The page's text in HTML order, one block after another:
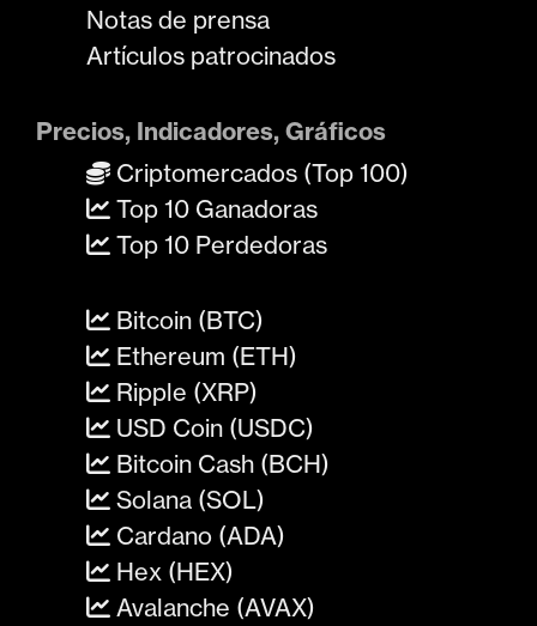
Notas de prensa
Artículos patrocinados
Precios, Indicadores, Gráficos
Criptomercados (Top 100)
Top 10 Ganadoras
Top 10 Perdedoras
Bitcoin (BTC)
Ethereum (ETH)
Ripple (XRP)
USD Coin (USDC)
Bitcoin Cash (BCH)
Solana (SOL)
Cardano (ADA)
Hex (HEX)
Avalanche (AVAX)